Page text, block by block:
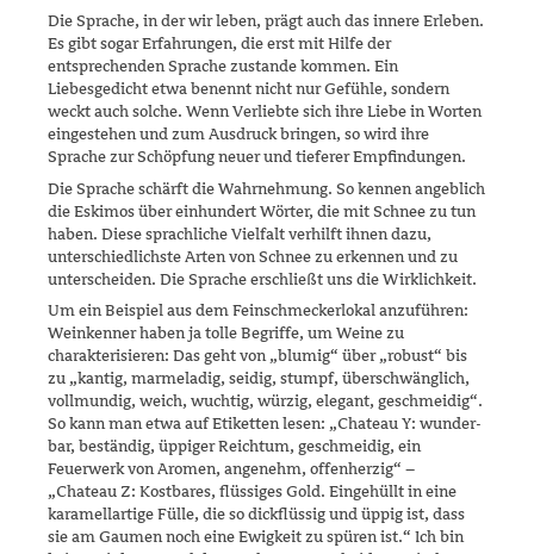
Die Sprache, in der wir leben, prägt auch das innere Erleben.
Es gibt sogar Erfahrungen, die erst mit Hilfe der
entsprechenden Sprache zustande kommen. Ein
Liebesgedicht etwa benennt nicht nur Gefühle, sondern
weckt auch solche. Wenn Verliebte sich ihre Liebe in Worten
eingestehen und zum Ausdruck bringen, so wird ihre
Sprache zur Schöpfung neuer und tieferer Empfindungen.
Die Sprache schärft die Wahrnehmung. So kennen angeblich
die Eski­mos über einhundert Wörter, die mit Schnee zu tun
haben. Diese sprachliche Vielfalt verhilft ihnen dazu,
unterschiedlichste Arten von Schnee zu erkennen und zu
unterscheiden. Die Sprache erschließt uns die Wirklichkeit.
Um ein Beispiel aus dem Feinschmeckerlokal anzuführen:
Weinkenner haben ja tolle Begriffe, um Weine zu
charakterisieren: Das geht von „blu­­mig“ über „robust“ bis
zu „kantig, marmeladig, seidig, stumpf, über­schwäng­lich,
vollmundig, weich, wuchtig, würzig, elegant, ge­schmei­­dig“.
So kann man etwa auf Etiketten lesen: „Chateau Y: wun­der­
bar, beständig, üppiger Reichtum, geschmeidig, ein
Feuerwerk von Aro­men, angenehm, offenherzig“ –
„Chateau Z: Kostbares, flüssi­ges Gold. Eingehüllt in eine
karamellartige Fülle, die so dickflüssig und üppig ist, dass
sie am Gaumen noch eine Ewigkeit zu spüren ist.“ Ich bin